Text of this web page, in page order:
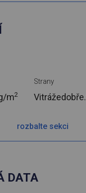
m2
Strany
Vitrážedobře.
rozbalte sekci
DATA